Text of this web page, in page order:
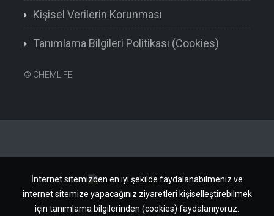
İnternet sitemizden en iyi şekilde faydalanabilmeniz ve
internet sitemize yapacağınız ziyaretleri kişiselleştirebilmek
için tanımlama bilgilerinden (cookies) faydalanıyoruz.
Kişisel Verilerin Korunması
Tanımlama Bilgileri Politikası (Cookies)
© CHEMLIFE